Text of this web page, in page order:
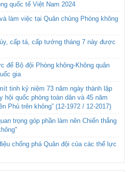
quốc tế Việt Nam 2024
làm việc tại Quân chủng Phòng không
cấp tá, cấp tướng tháng 7 này được
để Bộ đội Phòng không-Không quân
gia
tinh kỷ niệm 73 năm ngày thành lập
hội quốc phòng toàn dân và 45 năm
Phủ trên không” (12-1972 / 12-2017)
trọng góp phần làm nên Chiến thắng
chống phá Quân đội của các thế lực